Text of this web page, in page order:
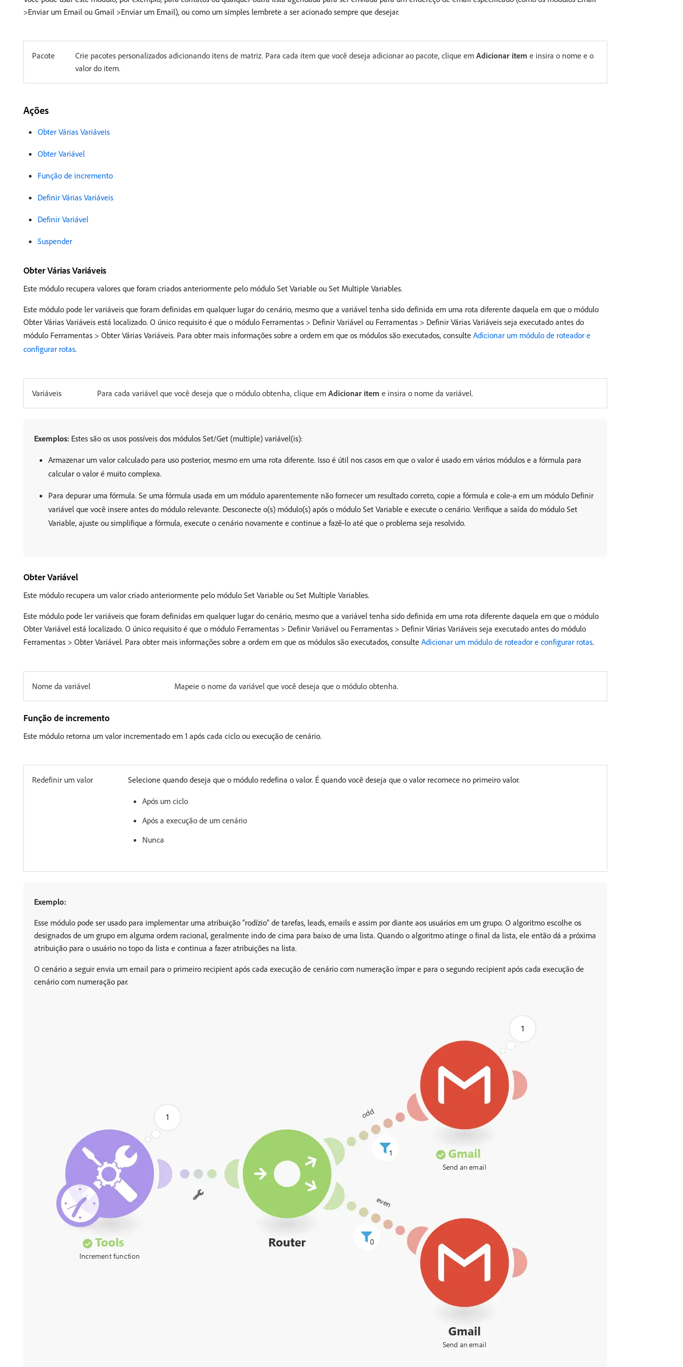
>Enviar um Email ou Gmail >Enviar um Email), ou como um simples lembrete a ser acionado sempre que desejar.
Pacote Crie pacotes personalizados adicionando itens de matriz. Para cada item que você deseja adicionar ao pacote, clique em Adicionar item e insira o nome e o
valor do item.
Ações
Obter Várias Variáveis
Obter Variável
Função de incremento
Definir Várias Variáveis
Definir Variável
Suspender
Obter Várias Variáveis
Este módulo recupera valores que foram criados anteriormente pelo módulo Set Variable ou Set Multiple Variables.
Este módulo pode ler variáveis que foram definidas em qualquer lugar do cenário, mesmo que a variável tenha sido definida em uma rota diferente daquela em que o módulo
Obter Várias Variáveis está localizado. O único requisito é que o módulo Ferramentas > Definir Variável ou Ferramentas > Definir Várias Variáveis seja executado antes do
módulo Ferramentas > Obter Várias Variáveis. Para obter mais informações sobre a ordem em que os módulos são executados, consulte Adicionar um módulo de roteador e
configurar rotas.
Variáveis Para cada variável que você deseja que o módulo obtenha, clique em Adicionar item e insira o nome da variável.
Exemplos: Estes são os usos possíveis dos módulos Set/Get (multiple) variável(is):
Armazenar um valor calculado para uso posterior, mesmo em uma rota diferente. Isso é útil nos casos em que o valor é usado em vários módulos e a fórmula para
calcular o valor é muito complexa.
Para depurar uma fórmula. Se uma fórmula usada em um módulo aparentemente não fornecer um resultado correto, copie a fórmula e cole-a em um módulo Definir
variável que você insere antes do módulo relevante. Desconecte o(s) módulo(s) após o módulo Set Variable e execute o cenário. Verifique a saída do módulo Set
Variable, ajuste ou simplifique a fórmula, execute o cenário novamente e continue a fazê-lo até que o problema seja resolvido.
Obter Variável
Este módulo recupera um valor criado anteriormente pelo módulo Set Variable ou Set Multiple Variables.
Este módulo pode ler variáveis que foram definidas em qualquer lugar do cenário, mesmo que a variável tenha sido definida em uma rota diferente daquela em que o módulo
Obter Variável está localizado. O único requisito é que o módulo Ferramentas > Definir Variável ou Ferramentas > Definir Várias Variáveis seja executado antes do módulo
Ferramentas > Obter Variável. Para obter mais informações sobre a ordem em que os módulos são executados, consulte Adicionar um módulo de roteador e configurar rotas.
Nome da variável Mapeie o nome da variável que você deseja que o módulo obtenha.
Função de incremento
Este módulo retorna um valor incrementado em 1 após cada ciclo ou execução de cenário.
Redefinir um valor Selecione quando deseja que o módulo redefina o valor. É quando você deseja que o valor recomece no primeiro valor.
Após um ciclo
Após a execução de um cenário
Nunca
Exemplo:
Esse módulo pode ser usado para implementar uma atribuição “rodízio” de tarefas, leads, emails e assim por diante aos usuários em um grupo. O algoritmo escolhe os
designados de um grupo em alguma ordem racional, geralmente indo de cima para baixo de uma lista. Quando o algoritmo atinge o final da lista, ele então dá a próxima
atribuição para o usuário no topo da lista e continua a fazer atribuições na lista.
O cenário a seguir envia um email para o primeiro recipient após cada execução de cenário com numeração ímpar e para o segundo recipient após cada execução de
cenário com numeração par.